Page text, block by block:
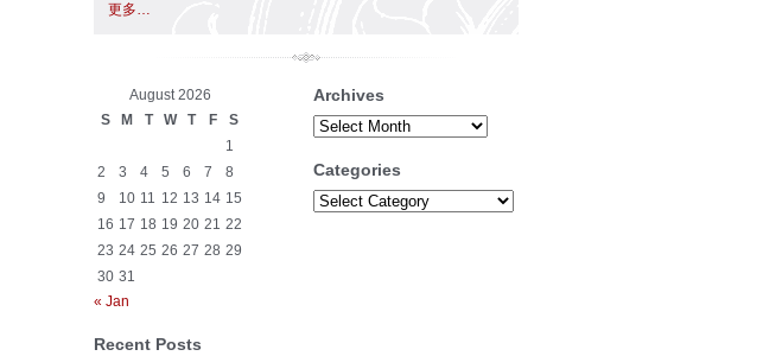
更多…
August 2026
S
M T W T F
S
1
2
3 4 5 6 7
8
9
10 11 12 13 14 15
16 17 18 19 20 21 22
23 24 25 26 27 28 29
30 31
« Jan
Recent Posts
Archives
Archives
Categories
Categories